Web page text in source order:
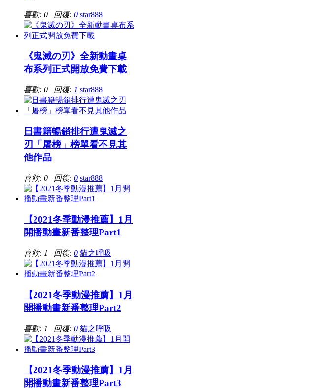
喜歡: 0 回復: 0 star888
《鬼滅の刃》全新動畫桌
布系列正式開放免費下載
喜歡: 0 回復: 1 star888
日書籍暢銷排行遭鬼滅之
刃「屠榜」榜單看不見其
他作品
喜歡: 0 回復: 0 star888
【2021冬季動漫推薦】1月
開播動畫新番整理Part1
喜歡: 1 回復: 0 貓之呼吸
【2021冬季動漫推薦】1月
開播動畫新番整理Part2
喜歡: 1 回復: 0 貓之呼吸
【2021冬季動漫推薦】1月
開播動畫新番整理Part3